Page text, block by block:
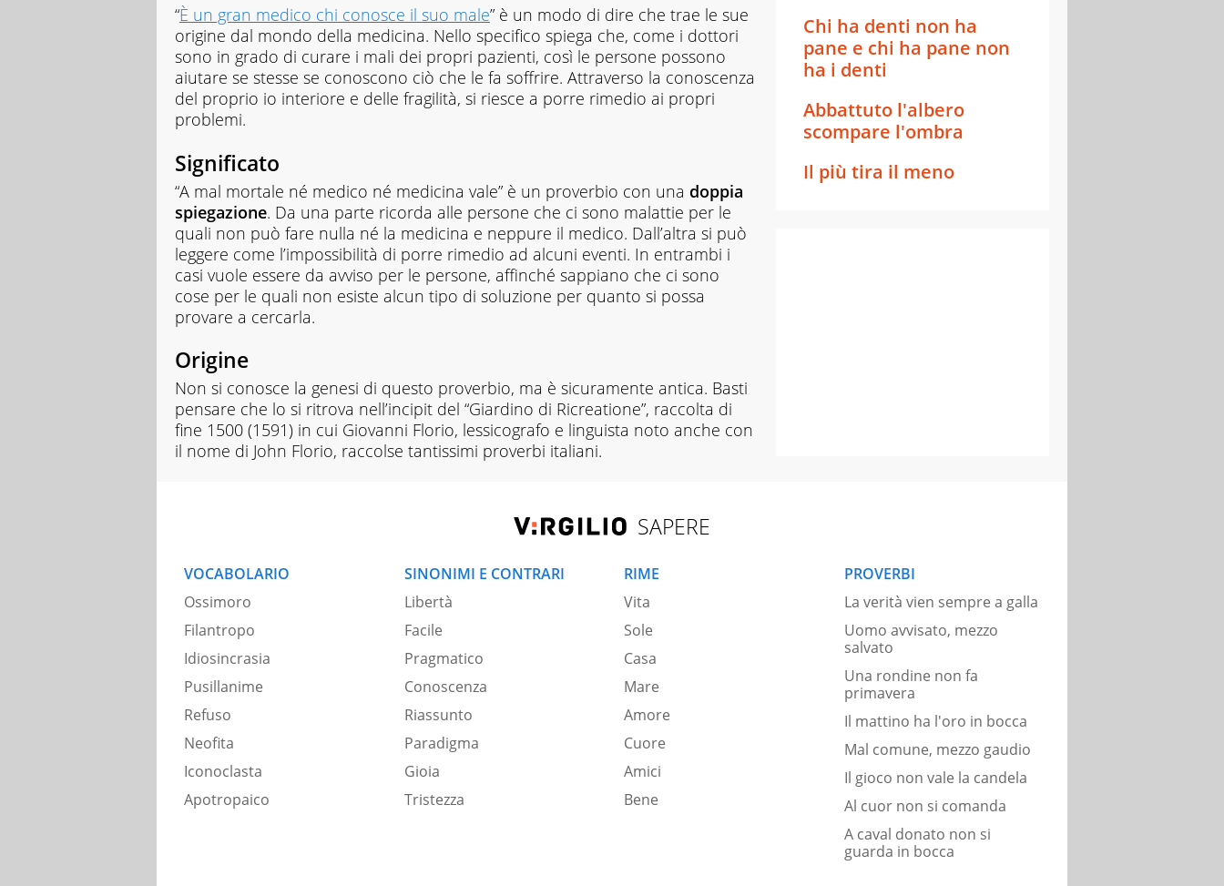
“È un gran medico chi conosce il suo male” è un modo di dire che trae le sue
origine dal mondo della medicina. Nello specifico spiega che, come i dottori
sono in grado di curare i mali dei propri pazienti, così le persone possono
aiutare se stesse se conoscono ciò che le fa soffrire. Attraverso la conoscenza
del proprio io interiore e delle fragilità, si riesce a porre rimedio ai propri
problemi.
Significato
“A mal mortale né medico né medicina vale” è un proverbio con una doppia
spiegazione. Da una parte ricorda alle persone che ci sono malattie per le
quali non può fare nulla né la medicina e neppure il medico. Dall’altra si può
leggere come l’impossibilità di porre rimedio ad alcuni eventi. In entrambi i
casi vuole essere da avviso per le persone, affinché sappiano che ci sono
cose per le quali non esiste alcun tipo di soluzione per quanto si possa
provare a cercarla.
Origine
Non si conosce la genesi di questo proverbio, ma è sicuramente antica. Basti
pensare che lo si ritrova nell’incipit del “Giardino di Ricreatione”, raccolta di
fine 1500 (1591) in cui Giovanni Florio, lessicografo e linguista noto anche con
il nome di John Florio, raccolse tantissimi proverbi italiani.
Chi ha denti non ha
pane e chi ha pane non
ha i denti
Abbattuto l'albero
scompare l'ombra
Il più tira il meno
SAPERE
VOCABOLARIO
Ossimoro
Filantropo
Idiosincrasia
Pusillanime
Refuso
Neofita
Iconoclasta
Apotropaico
SINONIMI E CONTRARI
Libertà
Facile
Pragmatico
Conoscenza
Riassunto
Paradigma
Gioia
Tristezza
RIME
Vita
Sole
Casa
Mare
Amore
Cuore
Amici
Bene
PROVERBI
La verità vien sempre a galla
Uomo avvisato, mezzo
salvato
Una rondine non fa
primavera
Il mattino ha l'oro in bocca
Mal comune, mezzo gaudio
Il gioco non vale la candela
Al cuor non si comanda
A caval donato non si
guarda in bocca